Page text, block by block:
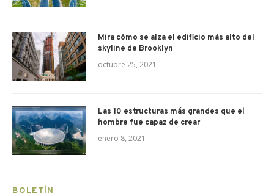
Mira cómo se alza el edificio más alto del
skyline de Brooklyn
octubre 25, 2021
Las 10 estructuras más grandes que el
hombre fue capaz de crear
enero 8, 2021
BOLETÍN